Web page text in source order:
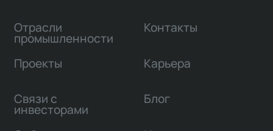
Отрасли
промышленности
Проекты
Связи с
инвесторами
Контакты
Карьера
Блог